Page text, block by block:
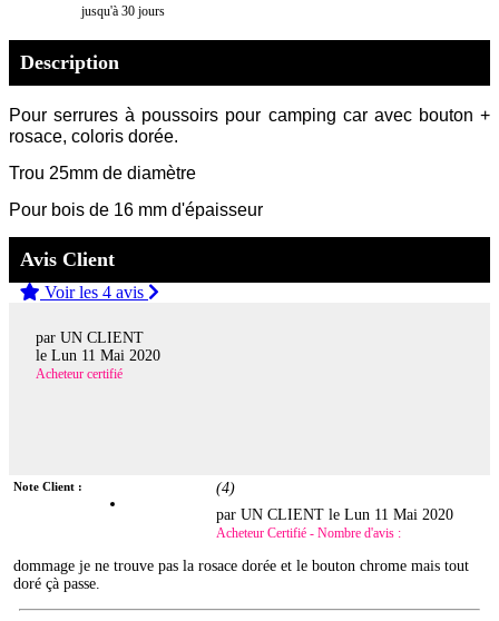
jusqu'à 30 jours
Description
Pour serrures à poussoirs pour camping car avec bouton +
rosace, coloris dorée.
Trou 25mm de diamètre
Pour bois de 16 mm d'épaisseur
Avis Client
Voir les 4 avis
par UN CLIENT
le Lun 11 Mai 2020
Acheteur certifié
Note Client : (4)
par UN CLIENT leLun 11 Mai 2020
Acheteur Certifié - Nombre d'avis :
dommage je ne trouve pas la rosace dorée et le bouton chrome mais tout
doré çà passe.